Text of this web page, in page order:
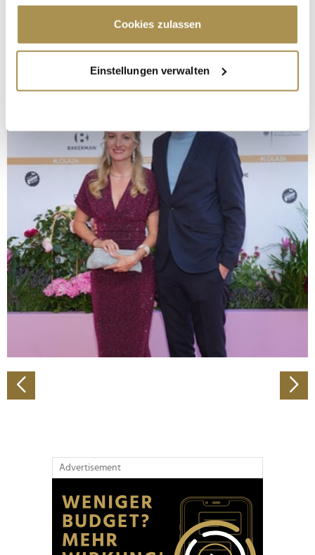
Cookie-Erklärung oder durch Klicken auf das Privacy
Trigger Symbol ändern oder widerrufen
Informationen über Ihre geografische Lage
erfassen, welche bis auf einige Meter genau sein
bestimmten Merkmalen (Fingerprinting) identifizieren
Erfahren Sie mehr darüber, wie Ihre persönlichen Daten
verarbeitet werden, und legen Sie Ihre Präferenzen im
Abschnitt Einzelheitenfest.
Wir verwenden Cookies, um Inhalte und Anzeigen zu
personalisieren, Funktionen für soziale Medien anbieten
zu können und die Zugriffe auf unsere Website zu
analysieren. Außerdem geben wir Informationen zu Ihrer
Verwendung unserer Website an unsere Partner für
soziale Medien, Werbung und Analysen weiter. Unsere
Partner führen diese Informationen möglicherweise mit
weiteren Daten zusammen, die Sie ihnen bereitgestellt
gesammelt haben.
Cookies zulassen
Einstellungen verwalten
Advertisement